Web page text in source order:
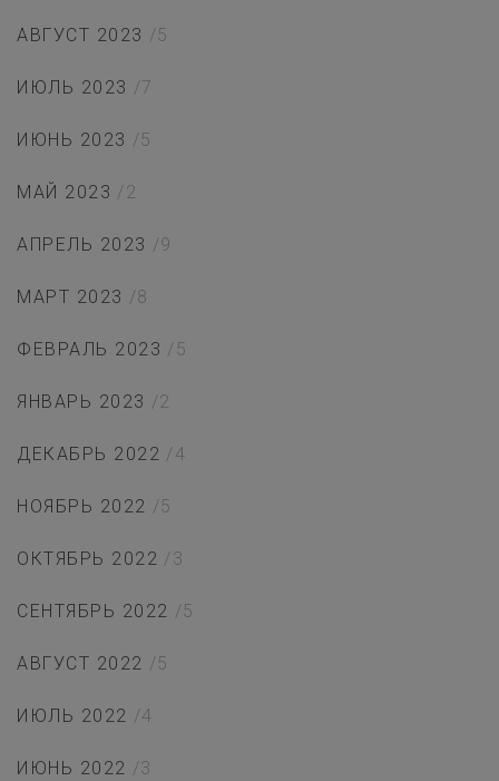
АВГУСТ 2023 /5
ИЮЛЬ 2023 /7
ИЮНЬ 2023 /5
МАЙ 2023 /2
АПРЕЛЬ 2023 /9
МАРТ 2023 /8
ФЕВРАЛЬ 2023 /5
ЯНВАРЬ 2023 /2
ДЕКАБРЬ 2022 /4
НОЯБРЬ 2022 /5
ОКТЯБРЬ 2022 /3
СЕНТЯБРЬ 2022 /5
АВГУСТ 2022 /5
ИЮЛЬ 2022 /4
ИЮНЬ 2022 /3